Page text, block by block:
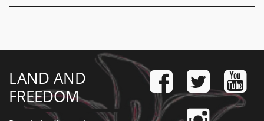
LAND AND
FREEDOM